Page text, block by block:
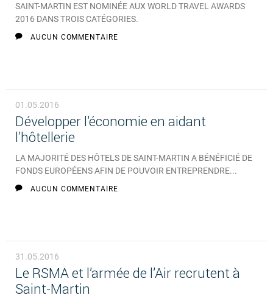
SAINT-MARTIN EST NOMINÉE AUX WORLD TRAVEL AWARDS
2016 DANS TROIS CATÉGORIES.
AUCUN COMMENTAIRE
01.05.2016
Développer l'économie en aidant
l'hôtellerie
LA MAJORITÉ DES HÔTELS DE SAINT-MARTIN A BÉNÉFICIÉ DE
FONDS EUROPÉENS AFIN DE POUVOIR ENTREPRENDRE...
AUCUN COMMENTAIRE
31.05.2016
Le RSMA et l’armée de l’Air recrutent à
Saint-Martin